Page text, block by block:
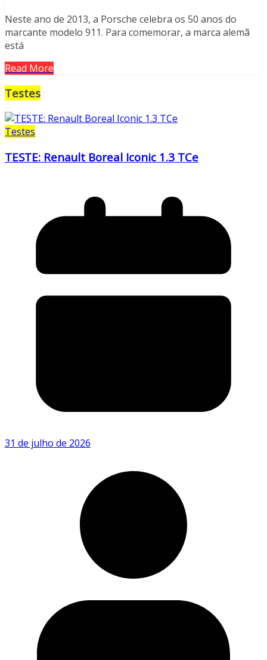
Neste ano de 2013, a Porsche celebra os 50 anos do
marcante modelo 911. Para comemorar, a marca alemã
está
Read More
Testes
Testes
TESTE: Renault Boreal Iconic 1.3 TCe
31 de julho de 2026